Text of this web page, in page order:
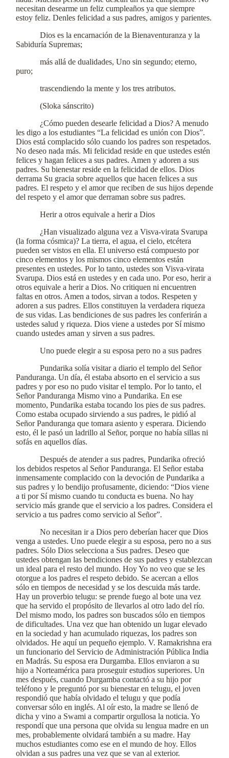
necesitan desearme un feliz cumpleaños ya que siempre
estoy feliz. Denles felicidad a sus padres, amigos y parientes.
Dios es la encarnación de la Bienaventuranza y la
Sabiduría Supremas;
más allá de dualidades, Uno sin segundo; eterno,
puro;
trascendiendo la mente y los tres atributos.
(Sloka sánscrito)
¿Cómo pueden desearle felicidad a Dios? A menudo
les digo a los estudiantes “La felicidad es unión con Dios”.
Dios está complacido sólo cuando los padres son respetados.
No deseo nada más. Mi felicidad reside en que ustedes estén
felices y hagan felices a sus padres. Amen y adoren a sus
padres. Su bienestar reside en la felicidad de ellos. Dios
derrama Su gracia sobre aquellos que hacen felices a sus
padres. El respeto y el amor que reciben de sus hijos depende
del respeto y el amor que derraman sobre sus padres.
Herir a otros equivale a herir a Dios
¿Han visualizado alguna vez a Visva-virata Svarupa
(la forma cósmica)? La tierra, el agua, el cielo, etcétera
pueden ser vistos en ella. El universo está compuesto por
cinco elementos y los mismos cinco elementos están
presentes en ustedes. Por lo tanto, ustedes son Visva-virata
Svarupa. Dios está en ustedes y en cada uno. Por eso, herir a
otros equivale a herir a Dios. No critiquen ni encuentren
faltas en otros. Amen a todos, sirvan a todos. Respeten y
adoren a sus padres. Ellos constituyen la verdadera riqueza
de sus vidas. Las bendiciones de sus padres les conferirán a
ustedes salud y riqueza. Dios viene a ustedes por Sí mismo
cuando ustedes aman y sirven a sus padres.
Uno puede elegir a su esposa pero no a sus padres
Pundarika solía visitar a diario el templo del Señor
Panduranga. Un día, él estaba absorto en el servicio a sus
padres y por eso no pudo visitar el templo. Por lo tanto, el
Señor Panduranga Mismo vino a Pundarika. En ese
momento, Pundarika estaba tocando los pies de sus padres.
Como estaba ocupado sirviendo a sus padres, le pidió al
Señor Panduranga que tomara asiento y esperara. Diciendo
esto, él le pasó un ladrillo al Señor, porque no había sillas ni
sofás en aquellos días.
Después de atender a sus padres, Pundarika ofreció
los debidos respetos al Señor Panduranga. El Señor estaba
inmensamente complacido con la devoción de Pundarika a
sus padres y lo bendijo profusamente, diciendo: “Dios viene
a ti por Sí mismo cuando tu conducta es buena. No hay
servicio más grande que el servicio a los padres. Considera el
servicio a tus padres como servicio al Señor”.
No necesitan ir a Dios pero deberían hacer que Dios
venga a ustedes. Uno puede elegir a su esposa, pero no a sus
padres. Sólo Dios selecciona a Sus padres. Deseo que
ustedes obtengan las bendiciones de sus padres y establezcan
un ideal para el resto del mundo. Hoy Yo no veo que se les
otorgue a los padres el respeto debido. Se acercan a ellos
sólo en tiempos de necesidad y se los descuida más tarde.
Hay un proverbio telugu: se prende fuego al bote una vez
que ha servido el propósito de llevarlos al otro lado del río.
Del mismo modo, los padres son buscados sólo en tiempos
de dificultades. Una vez que han obtenido un lugar elevado
en la sociedad y han acumulado riquezas, los padres son
olvidados. He aquí un pequeño ejemplo. V. Ramakrishna era
un funcionario del Servicio de Administración Pública India
en Madrás. Su esposa era Durgamba. Ellos enviaron a su
hijo a Norteamérica para proseguir estudios superiores. Un
mes después, cuando Durgamba contactó a su hijo por
teléfono y le preguntó por su bienestar en telugu, el joven
respondió que había olvidado el telugu y que podía
conversar sólo en inglés. Al oír esto, la madre se llenó de
dicha y vino a Swami a compartir orgullosa la noticia. Yo
respondí que una persona que olvida su lengua madre en un
mes, probablemente olvidará también a su madre. Hay
muchos estudiantes como ese en el mundo de hoy. Ellos
olvidan a sus padres una vez que se van al exterior.